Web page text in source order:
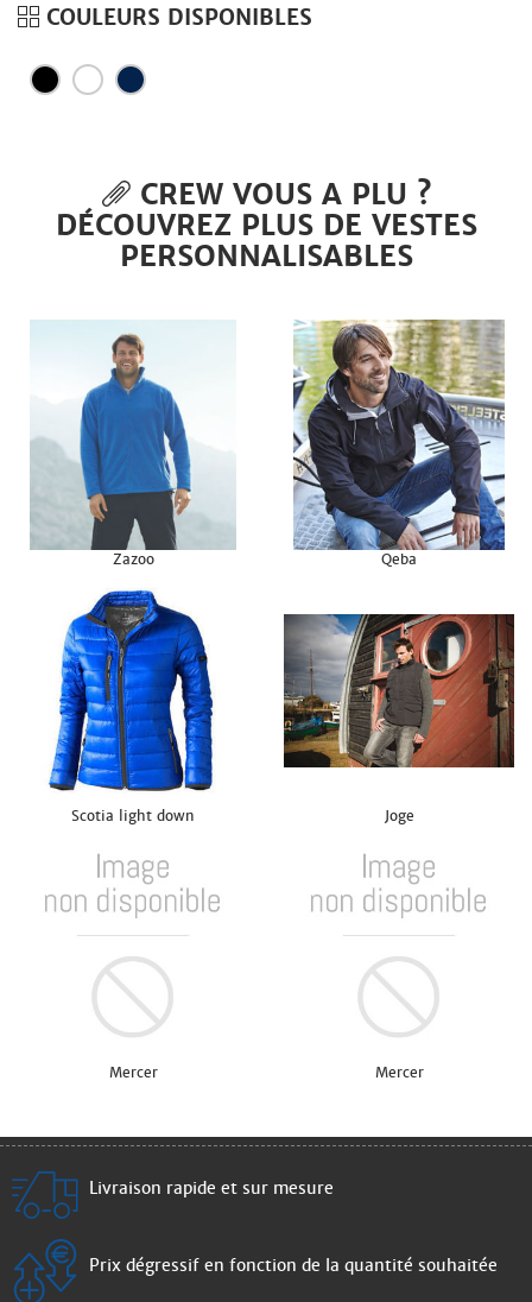
COULEURS DISPONIBLES
CREW VOUS A PLU ?
DÉCOUVREZ PLUS DE VESTES
PERSONNALISABLES
Zazoo Qeba
Scotia light down Joge
Mercer Mercer
Livraison rapide et sur mesure
Prix dégressif en fonction de la quantité souhaitée